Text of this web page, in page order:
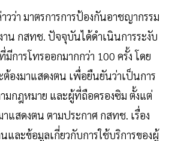
ว่า มาตรการการป้องกันอาชญากรรม
น กสทช. ปัจจุบันได้ดำเนินการระงับ
การโทรออกมากกว่า 100 ครั้ง โดย
ต้องมาแสดงตน เพื่อยืนยันว่าเป็นการ
มกฎหมาย และผู้ที่ถือครองซิม ตั้งแต่
แสดงตน ตามประกาศ กสทช. เรื่อง
และข้อมูลเกี่ยวกับการใช้บริการของผู้